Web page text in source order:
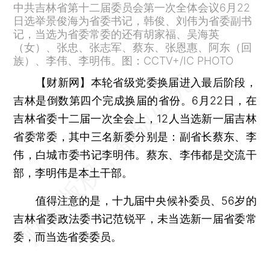
中共吉林省第十二届委员会第一次全体会议6月22
日选举景俊海为省委书记，韩俊、刘伟为省委副书
记，当选为省委常委的还有胡家福、吴海英
（女）、张忠、张志军、蔡东、张恩惠、阿东（回
族）、李伟、李明伟。图：CCTV+/IC PHOTO
【财新网】 本轮省级党委换届进入最后阶段，
吉林是倒数第四个完成换届的省份。6月22日，在
吉林省委十二届一次全会上，12人当选新一届吉林
省委常委，其中三名新委分别是：副省长蔡东、李
伟，白城市委书记李明伟。蔡东、李伟都是交流干
部，李明伟是本土干部。
值得注意的是，十九届中央候补委员、56岁的
吉林省委政法委书记范锐平，未当选新一届省委常
委，而当选省委委员。